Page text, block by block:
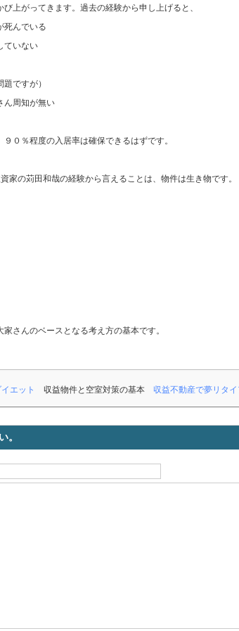
上がってきます。過去の経験から申し上げると、
死んでいる
ていない
ですが）
ん周知が無い
０％程度の入居率は確保できるはずです。
家の苅田和哉の経験から言えることは、物件は生き物です。
さんのベースとなる考え方の基本です。
エット 収益物件と空室対策の基本 収益不動産で夢リタ
。